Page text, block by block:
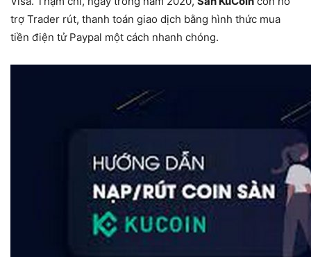
trợ Trader rút, thanh toán giao dịch bằng hình thức mua
tiền điện tử Paypal một cách nhanh chóng.